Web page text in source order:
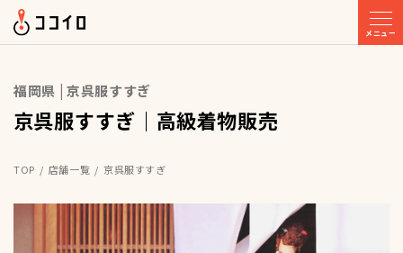
メニュー
福岡県 | 京呉服すすぎ
京呉服すすぎ｜高級着物販売
TOP 店舗一覧 京呉服すすぎ